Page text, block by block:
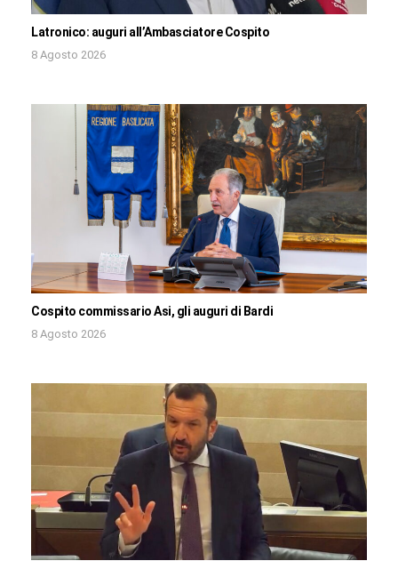
Latronico: auguri all’Ambasciatore Cospito
8 Agosto 2026
Cospito commissario Asi, gli auguri di Bardi
8 Agosto 2026